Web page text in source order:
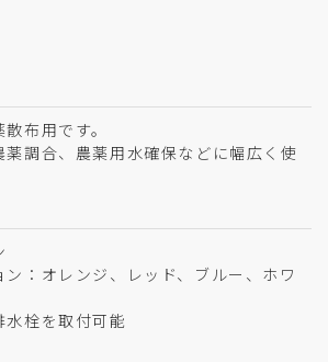
布用です。
調合、農薬用水確保などに幅広く使
：オレンジ、レッド、ブルー、ホワ
栓を取付可能